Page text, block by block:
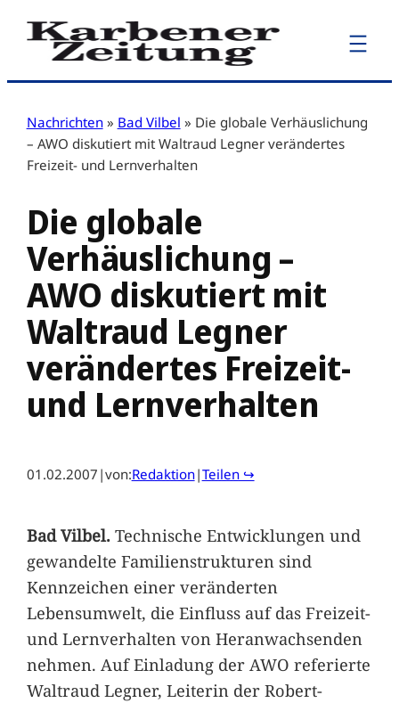
Zum
Inhalt
Nachrichten » Bad Vilbel » Die globale Verhäuslichung
– AWO diskutiert mit Waltraud Legner verändertes
Freizeit- und Lernverhalten
Die globale
Verhäuslichung –
AWO diskutiert mit
Waltraud Legner
verändertes Freizeit-
und Lernverhalten
01.02.2007 |von:Redaktion|Teilen ↪
Bad Vilbel.Technische Entwicklungen und
gewandelte Familienstrukturen sind
Kennzeichen einer veränderten
Lebensumwelt, die Einfluss auf das Freizeit-
und Lernverhalten von Heranwachsenden
nehmen. Auf Einladung der AWO referierte
Waltraud Legner, Leiterin der Robert-